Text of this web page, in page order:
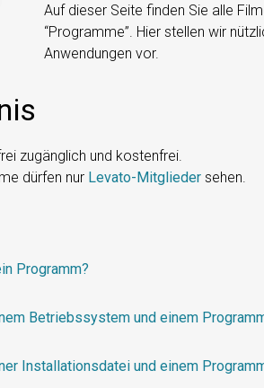
Auf dieser Seite finden Sie alle
“Programme”. Hier stellen wir
Anwendungen vor.
zugänglich und kostenfrei.
dürfen nur Levato-Mitglieder sehen.
Programm?
Betriebssystem und einem
Installationsdatei und einem